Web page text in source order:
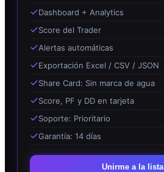
Dashboard + Analytics
Score del Trader
Alertas automáticas
Exportación Excel / CSV / JSON
Share Card: Sin marca de agua
Score, PF y DD en tarjeta
Soporte: Prioritario
Garantía: 14 días
Unirme a la lista